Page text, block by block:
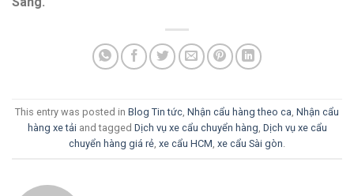
This entry was posted in Blog Tin tức, Nhận cẩu hàng theo ca, Nhận cẩu
hàng xe tải and tagged Dịch vụ xe cẩu chuyển hàng, Dịch vụ xe cẩu
chuyển hàng giá rẻ, xe cẩu HCM, xe cẩu Sài gòn.